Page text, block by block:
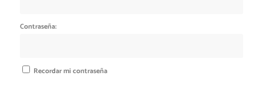
Contraseña:
Recordar mi contraseña